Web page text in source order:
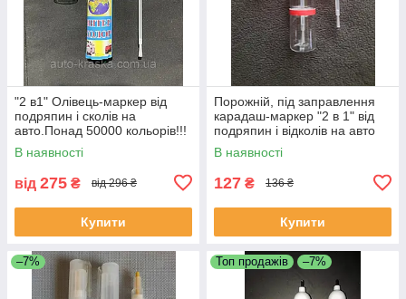
"2 в1" Олівець-маркер від
подряпин і сколів на
авто.Понад 50000 кольорів!!!
В наявності
від 275 ₴ від 296 ₴
Купити
Порожній, під заправлення
карадаш-маркер "2 в 1" від
подряпин і відколів на авто
20 мл.
В наявності
127 ₴ 136 ₴
Купити
–7% Топ продажів –7%